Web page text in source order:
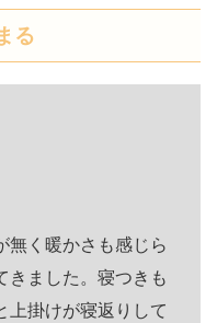
る
無く暖かさも感じら
きました。寝つきも
上掛けが寝返りして